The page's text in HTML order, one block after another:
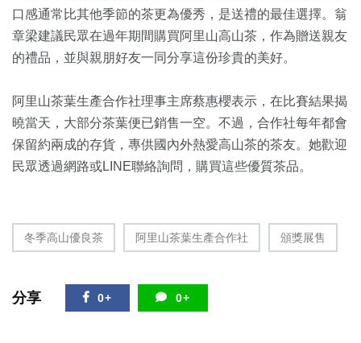
口感通常比其他季節的茶更為優秀， 是送禮的最佳選擇。翁
章梁建議民眾在過年期間購買阿里山高山茶， 作為贈送親友
的禮品，並與親朋好友一同分享這份珍貴的美好。
阿里山茶葉生產合作社理事主席蔡惠櫻表示，在比賽結果揭
曉當天， 大部分茶葉便已銷售一空。不過， 合作社每年都會
保留約兩成的存貨，專供國內外熱愛高山茶的茶友。 她歡迎
民眾透過網路或LINE聯絡詢問，購買這些優質茶品。
冬季高山優良茶 阿里山茶葉生產合作社 頒獎展售
分享 0+ 0+